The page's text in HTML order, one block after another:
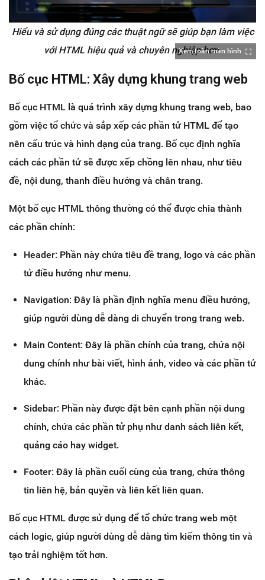
Xem toàn màn hình
Hiểu và sử dụng đúng các thuật ngữ sẽ giúp bạn làm việc
với HTML hiệu quả và chuyên nghiệp hơn.
Bố cục HTML: Xây dựng khung trang web
Bố cục HTML là quá trình xây dựng khung trang web, bao
gồm việc tổ chức và sắp xếp các phần tử HTML để tạo
nên cấu trúc và hình dạng của trang. Bố cục định nghĩa
cách các phần tử sẽ được xếp chồng lên nhau, như tiêu
đề, nội dung, thanh điều hướng và chân trang.
Một bố cục HTML thông thường có thể được chia thành
các phần chính:
Header: Phần này chứa tiêu đề trang, logo và các phần
tử điều hướng như menu.
Navigation: Đây là phần định nghĩa menu điều hướng,
giúp người dùng dễ dàng di chuyển trong trang web.
Main Content: Đây là phần chính của trang, chứa nội
dung chính như bài viết, hình ảnh, video và các phần tử
khác.
Sidebar: Phần này được đặt bên cạnh phần nội dung
chính, chứa các phần tử phụ như danh sách liên kết,
quảng cáo hay widget.
Footer: Đây là phần cuối cùng của trang, chứa thông
tin liên hệ, bản quyền và liên kết liên quan.
Bố cục HTML được sử dụng để tổ chức trang web một
cách logic, giúp người dùng dễ dàng tìm kiếm thông tin và
tạo trải nghiệm tốt hơn.